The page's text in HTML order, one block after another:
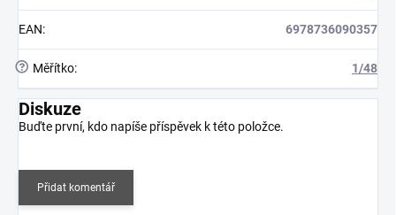
EAN: 6978736090357
? Měřítko: 1/48
Diskuze
Buďte první, kdo napíše příspěvek k této položce.
Přidat komentář